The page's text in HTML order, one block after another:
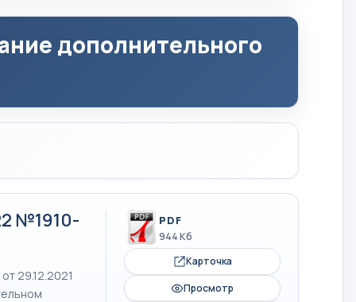
дополнительного
№1910-
29.12.2021
PDF
944 Кб
Карточка
Просмотр